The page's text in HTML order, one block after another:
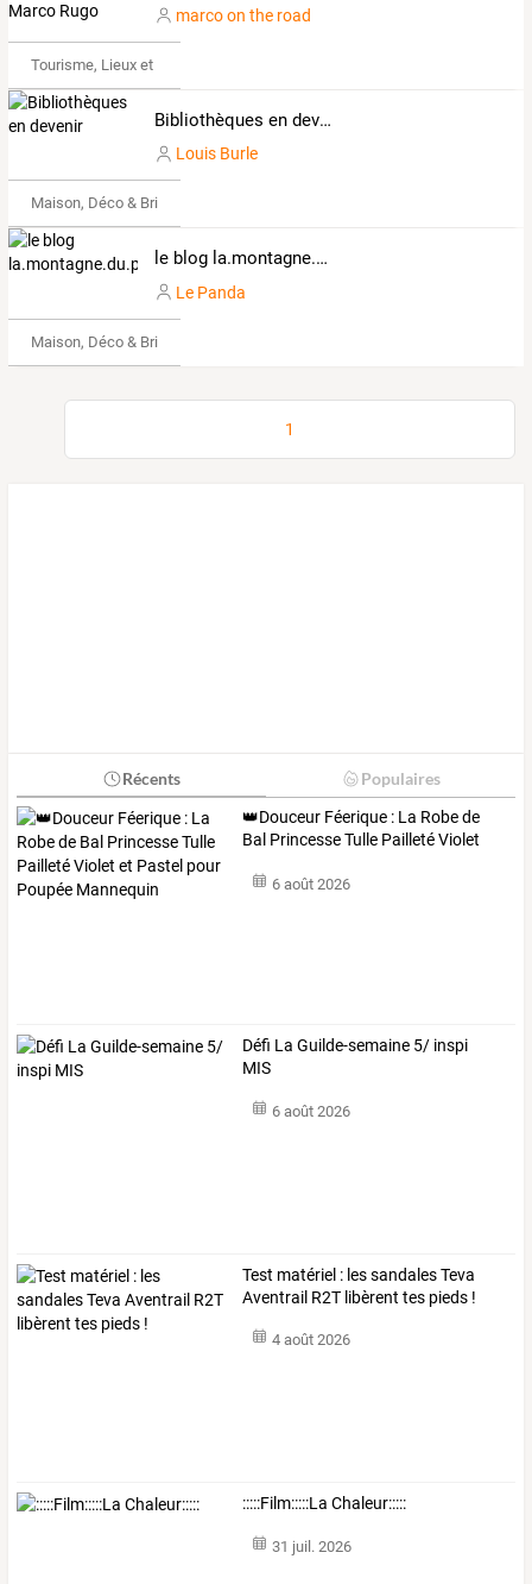
marco on the road
Tourisme, Lieux et Événements
Bibliothèques en devenir
Louis Burle
Maison, Déco & Bricolage
le blog la.montagne.du.panda
Le Panda
Maison, Déco & Bricolage
1
Récents Populaires
👑Douceur Féerique : La Robede
Bal PrincesseTulle PailletéViolet
6 août 2026
Défi La Guilde-semaine 5/ inspi
MIS
6 août 2026
Test matériel : les sandales Teva
Aventrail R2T libèrent tes pieds !
4 août 2026
:::::Film:::::La Chaleur:::::
31 juil. 2026